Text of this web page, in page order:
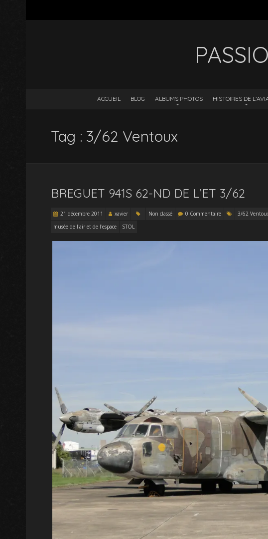
ACCUEIL BLOG ALBUMS PHOTOS HISTOIRES DE
Tag : 3/62 Ventoux
BREGUET 941S 62-ND DE L’ET 3/62
21 décembre 2011 xavier Non classé 0 Commentaire 3/62
musée de l'air et de l'espace
STOL